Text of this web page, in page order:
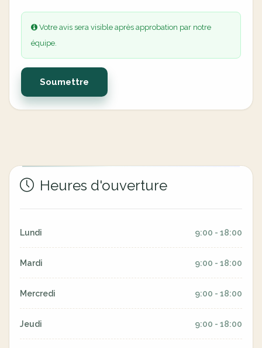
Votre avis sera visible après approbation par notre
équipe.
Soumettre
Heures d'ouverture
Lundi 9:00 - 18:00
Mardi 9:00 - 18:00
Mercredi 9:00 - 18:00
Jeudi 9:00 - 18:00